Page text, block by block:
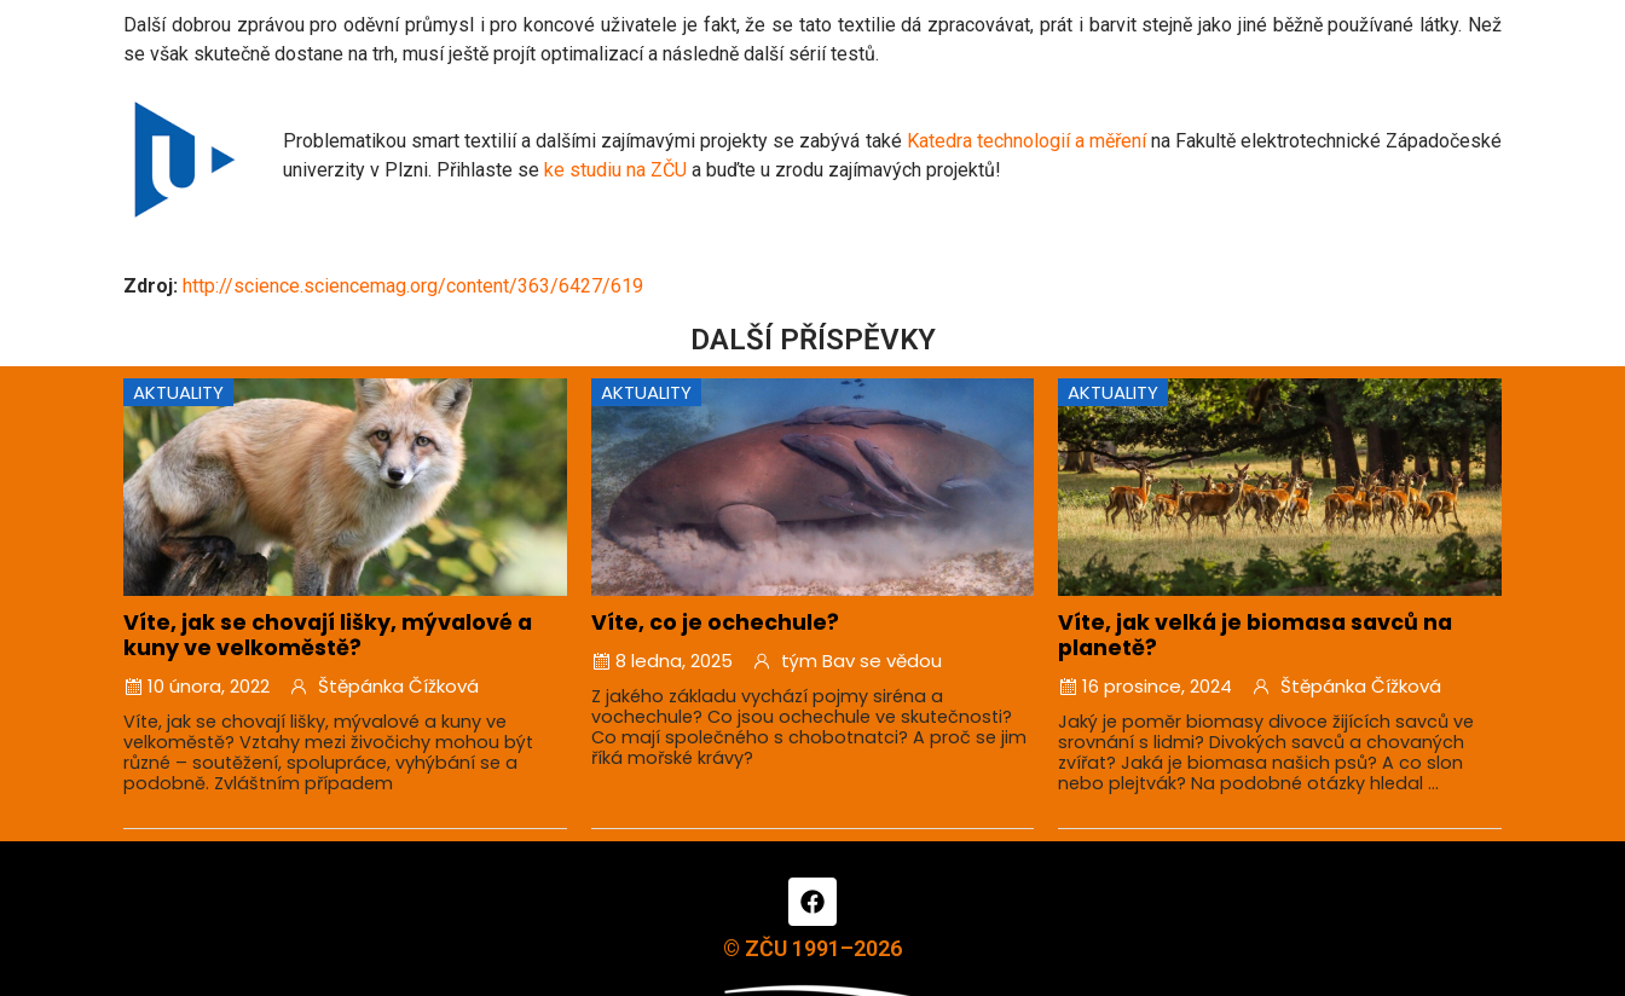
Další dobrou zprávou pro oděvní průmysl i pro koncové uživatele je fakt, že se tato textilie dá zpracovávat, prát i barvit stejně jako jiné běžně používané látky. Než
se však skutečně dostane na trh, musí ještě projít optimalizací a následně další sérií testů.
Problematikou smart textilií a dalšími zajímavými projekty se zabývá také Katedra technologií a měřenína Fakultě elektrotechnické Západočeské
univerzity v Plzni. Přihlaste se ke studiu na ZČU a buďte u zrodu zajímavých projektů!
Zdroj: http://science.sciencemag.org/content/363/6427/619
DALŠÍ PŘÍSPĚVKY
AKTUALITY
Víte, jak se chovají lišky, mývalové a
kuny ve velkoměstě?
10 února, 2022 Štěpánka Čížková
Víte, jak se chovají lišky, mývalové a kuny ve
velkoměstě? Vztahy mezi živočichy mohou být
různé – soutěžení, spolupráce, vyhýbání se a
podobně. Zvláštním případem
AKTUALITY
Víte, co je ochechule?
8 ledna, 2025 tým Bav se vědou
Z jakého základu vychází pojmy siréna a
vochechule? Co jsou ochechule ve skutečnosti?
Co mají společného s chobotnatci? A proč se jim
říká mořské krávy?
AKTUALITY
Víte, jak velká je biomasa savců na
planetě?
16 prosince, 2024 Štěpánka Čížková
Jaký je poměr biomasy divoce žijících savců ve
srovnání s lidmi? Divokých savců a chovaných
zvířat? Jaká je biomasa našich psů? A co slon
nebo plejtvák? Na podobné otázky hledal ...
© ZČU 1991–2026